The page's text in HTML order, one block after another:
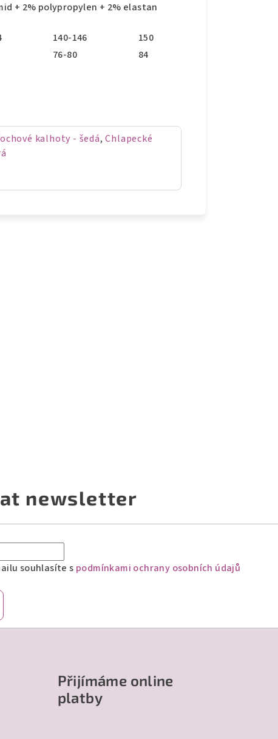
+ 2% polypropylen + 2% elastan
140-146
150
76-80 84
kalhoty - šedá,Chlapecké
newsletter
souhlasíte s podmínkami ochrany osobních údajů
Přijímáme online
platby